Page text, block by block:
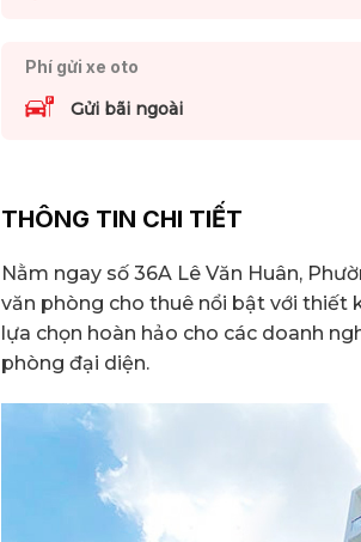
Phí gửi xe oto
Gửi bãi ngoài
THÔNG TIN CHI TIẾT
Nằm ngay số 36A Lê Văn Huân,
văn phòng cho thuê nổi bật với thiết
lựa chọn hoàn hảo cho các doanh
phòng đại diện.